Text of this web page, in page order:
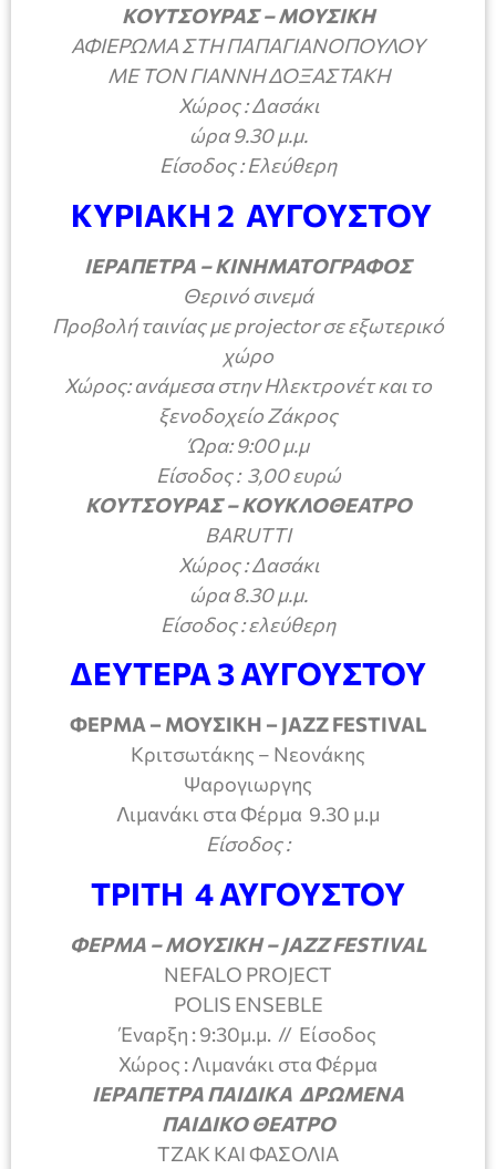
ΚΟΥΤΣΟΥΡΑΣ – ΜΟΥΣΙΚΗ
ΑΦΙΕΡΩΜΑ ΣΤΗ ΠΑΠΑΓΙΑΝΟΠΟΥΛΟΥ
ΜΕ ΤΟΝ ΓΙΑΝΝΗ ΔΟΞΑΣΤΑΚΗ
Χώρος : Δασάκι
ώρα 9.30 μ.μ.
Είσοδος : Ελεύθερη
ΚΥΡΙΑΚΗ 2 ΑΥΓΟΥΣΤΟΥ
ΙΕΡΑΠΕΤΡΑ – ΚΙΝΗΜΑΤΟΓΡΑΦΟΣ
Θερινό σινεμά
Προβολή ταινίας μεprojectorσε εξωτερικό
χώρο
Χώρος: ανάμεσα στην Ηλεκτρονέτ και το
ξενοδοχείο Ζάκρος
Ώρα: 9:00 μ.μ
Είσοδος : 3,00 ευρώ
ΚΟΥΤΣΟΥΡΑΣ – ΚΟΥΚΛΟΘΕΑΤΡΟ
ΒΑRUTTI
Χώρος : Δασάκι
ώρα 8.30 μ.μ.
Είσοδος : ελεύθερη
ΔΕΥΤΕΡΑ 3 ΑΥΓΟΥΣΤΟΥ
ΦΕΡΜΑ – ΜΟΥΣΙΚΗ – JAZZ FESTIVAL
Κριτσωτάκης – Νεονάκης
Ψαρογιωργης
Λιμανάκι στα Φέρμα 9.30 μ.μ
Είσοδος :
ΤΡΙΤΗ 4 ΑΥΓΟΥΣΤΟΥ
ΦΕΡΜΑ – ΜΟΥΣΙΚΗ –JAZZFESTIVAL
NEFALO PROJECT
POLIS ENSEBLE
Έναρξη : 9:30μ.μ. // Είσοδος
Χώρος : Λιμανάκι στα Φέρμα
ΙΕΡΑΠΕΤΡΑ ΠΑΙΔΙΚΑ ΔΡΩΜΕΝΑ
ΠΑΙΔΙΚΟ ΘΕΑΤΡΟ
ΤΖΑΚ ΚΑΙ ΦΑΣΟΛΙΑ